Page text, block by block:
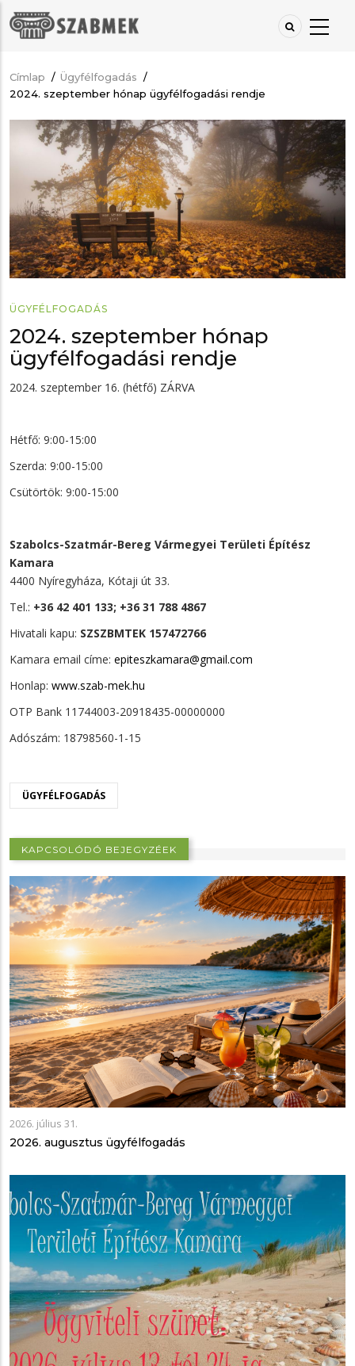
Ugrás
Morzsa
Címlap / Ügyfélfogadás /
2024. szeptember hónap ügyfélfogadási rendje
ÜGYFÉLFOGADÁS
2024. szeptember hónap
ügyfélfogadási rendje
2024. szeptember 16. (hétfő) ZÁRVA
Hétfő: 9:00-15:00
Szerda: 9:00-15:00
Csütörtök: 9:00-15:00
Szabolcs-Szatmár-Bereg Vármegyei Területi Építész
Kamara
4400 Nyíregyháza, Kótaji út 33.
Tel.: +36 42 401 133; +36 31 788 4867​
Hivatali kapu: SZSZBMTEK 157472766
Kamara email címe: epiteszkamara@gmail.com
Honlap: www.szab-mek.hu
OTP Bank 11744003-20918435-00000000
Adószám: 18798560-1-15
ÜGYFÉLFOGADÁS
KAPCSOLÓDÓ BEJEGYZÉEK
2026. július 31.
2026. augusztus ügyfélfogadás